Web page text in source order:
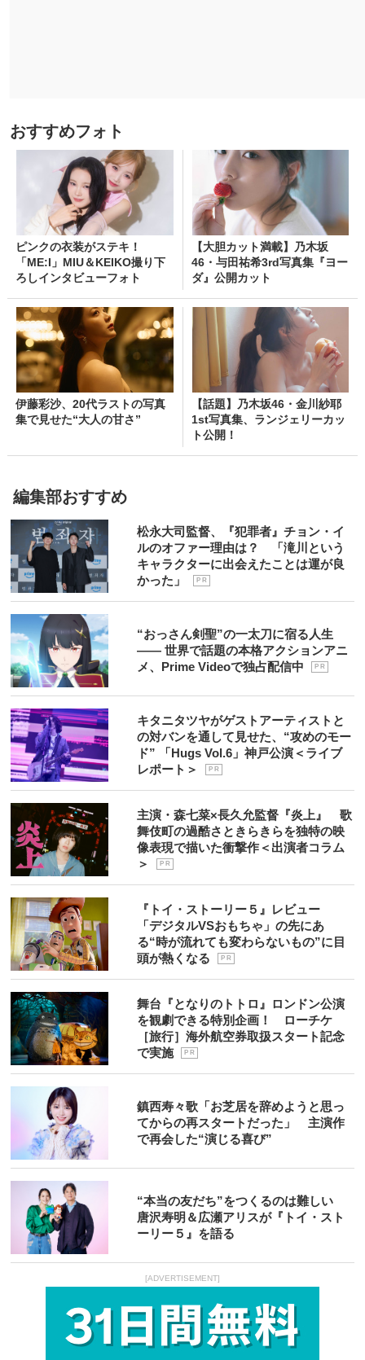
おすすめフォト
ピンクの衣装がステキ！
「ME:I」MIU＆KEIKO撮り下
ろしインタビューフォト
【大胆カット満載】乃木坂
46・与田祐希3rd写真集『ヨー
ダ』公開カット
伊藤彩沙、20代ラストの写真
集で見せた“大人の甘さ”
【話題】乃木坂46・金川紗耶
1st写真集、ランジェリーカッ
ト公開！
編集部おすすめ
松永大司監督、『犯罪者』チョン・イ
ルのオファー理由は？ 「滝川という
キャラクターに出会えたことは運が良
かった」
P R
“おっさん剣聖”の一太刀に宿る人生
―― 世界で話題の本格アクションアニ
メ、Prime Videoで独占配信中
P R
キタニタツヤがゲストアーティストと
の対バンを通して見せた、“攻めのモー
ド” 「Hugs Vol.6」神戸公演＜ライブ
レポート＞
P R
主演・森七菜×長久允監督『炎上』 歌
舞伎町の過酷さときらきらを独特の映
像表現で描いた衝撃作＜出演者コラム
＞
P R
『トイ・ストーリー５』レビュー
「デジタルVSおもちゃ」の先にあ
る“時が流れても変わらないもの”に目
頭が熱くなる
P R
舞台『となりのトトロ』ロンドン公演
を観劇できる特別企画！ ローチケ
［旅行］海外航空券取扱スタート記念
で実施
P R
鎮西寿々歌「お芝居を辞めようと思っ
てからの再スタートだった」 主演作
で再会した“演じる喜び”
“本当の友だち”をつくるのは難しい
唐沢寿明＆広瀬アリスが『トイ・スト
ーリー５』を語る
[ADVERTISEMENT]